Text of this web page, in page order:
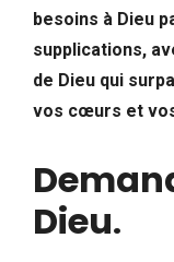
besoins à Dieu
supplications,
de Dieu qui
vos cœurs et
Dieu.